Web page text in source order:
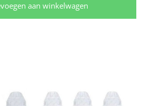
aan winkelwagen